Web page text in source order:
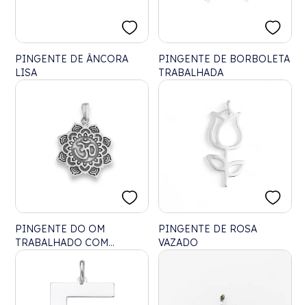
PINGENTE DE ÂNCORA
LISA
PINGENTE DE BORBOLETA
TRABALHADA
PINGENTE DO OM
TRABALHADO COM
MANDALA
PINGENTE DE ROSA
VAZADO